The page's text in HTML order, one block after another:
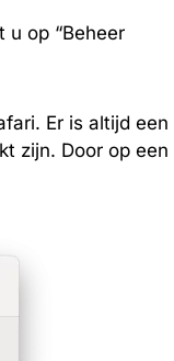
u op “Beheer
Er is altijd een
zijn. Door op een